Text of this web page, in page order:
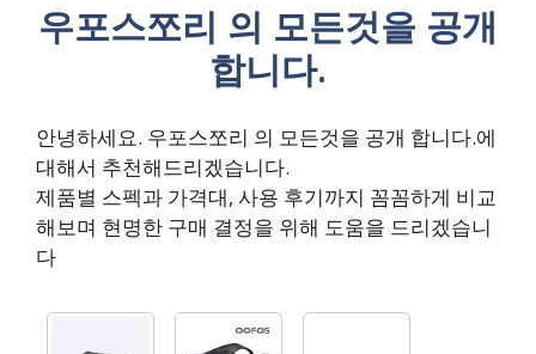
우포스쪼리 의 모든것을 공개
합니다.
안녕하세요. 우포스쪼리 의 모든것을 공개 합니다.에
대해서 추천해드리겠습니다.
제품별 스펙과 가격대, 사용 후기까지 꼼꼼하게 비교
해보며 현명한 구매 결정을 위해 도움을 드리겠습니
다